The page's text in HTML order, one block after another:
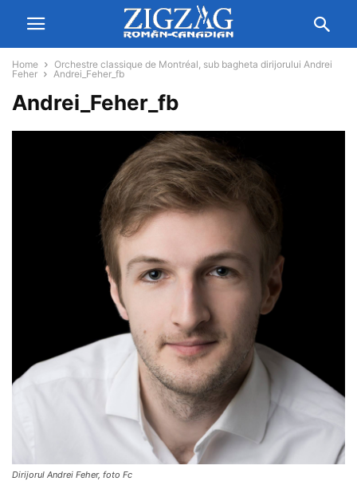
Home
Orchestre classique de Montréal, sub bagheta dirijorului Andrei
Feher
Andrei_Feher_fb
Andrei_Feher_fb
Dirijorul Andrei Feher, foto Fc